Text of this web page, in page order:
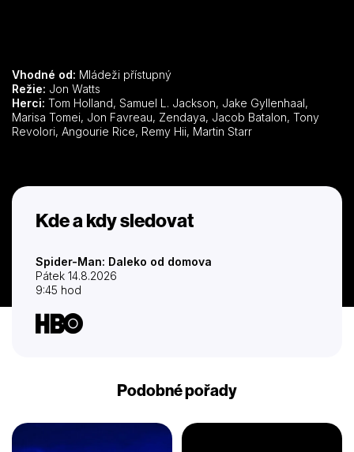
Vhodné od: Mládeži přístupný
Režie: Jon Watts
Herci:
Marisa Tomei, Jon Favreau, Zendaya, Jacob Batalon, Tony
Revolori, Angourie Rice, Remy Hii, Martin Starr
Kde a kdy sledovat
Spider-Man: Daleko od domova
Pátek 14.8.2026
9:45 hod
Podobné pořady